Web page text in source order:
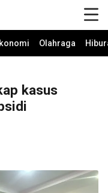
Olahraga
kasus